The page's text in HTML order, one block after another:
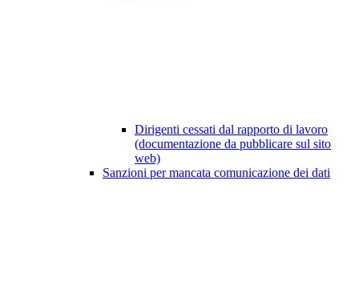
Dirigenti cessati dal rapporto di lavoro
(documentazione da pubblicare sul sito
web)
Sanzioni per mancata comunicazione dei dati